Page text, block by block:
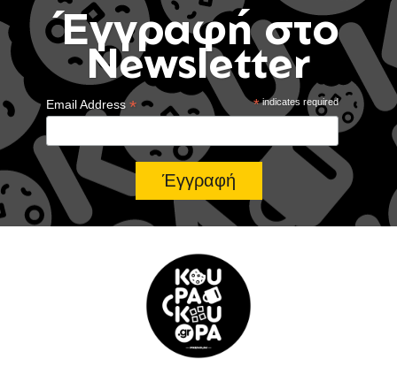
Έγγραφή στο
Newsletter
*indicates required
Email Address*